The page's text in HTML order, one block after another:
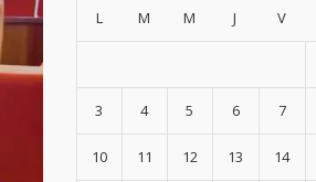
L M M J V
3 4 5 6 7
10 11 12 13 14